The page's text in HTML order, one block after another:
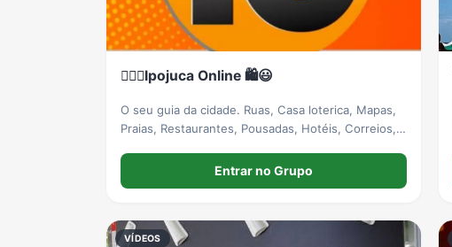
🏃🏻‍♂️Ipojuca Online 🛍️😃
O seu guia da cidade. Ruas, Casa loterica, Mapas,
Praias, Restaurantes, Pousadas, Hotéis, Correios,
políticas, empregos, policial...
Entrar no Grupo
VÍDEOS